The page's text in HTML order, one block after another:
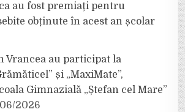
au fost premiați pentru
obținute în acest an școlar
Vrancea au participat la
și „MaxiMate”,
Gimnazială „Ștefan cel Mare”
2026